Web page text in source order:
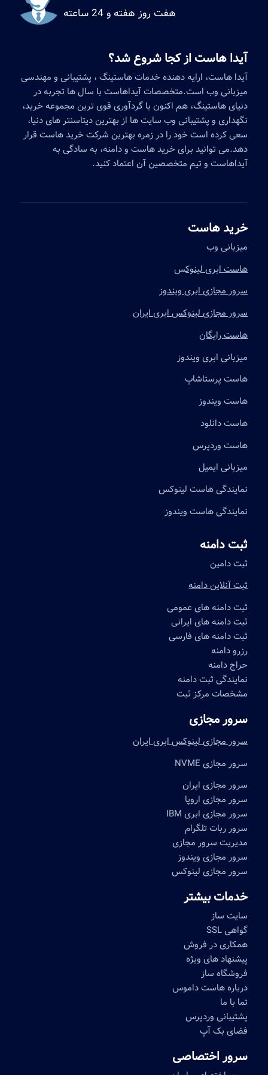
هفت روز هفته و 24 ساعته
آیدا هاست از کجا شروع شد؟
آیدا هاست، ارایه دهنده خدمات هاستینگ ، پشتیبانی و مهندسی
میزبانی وب است.متخصصات آیداهاست با سال ها تجربه در
دنیای هاستینگ، هم اکنون با گردآوری قوی ترین مجموعه خرید،
نگهداری و پشتیبانی وب سایت ها از بهترین دیتاسنتر های دنیا،
سعی کرده است خود را در زمره بهترین شرکت خرید هاست قرار
دهد.می توانید برای خرید هاست و دامنه، به سادگی به
آیداهاست و تیم متخصصین آن اعتماد کنید.
خرید هاست
میزبانی وب
هاست ابری لینوکس
سرور مجازی ابری ویندوز
سرور مجازی لینوکس ابری ایران
هاست رایگان
میزبانی ابری ویندوز
هاست پرستاشاپ
هاست ویندوز
هاست دانلود
هاست وردپرس
میزبانی ایمیل
نمایندگی هاست لینوکس
نمایندگی هاست ویندوز
ثبت دامنه
ثبت دامین
ثبت آنلاین دامنه
ثبت دامنه های عمومی
ثبت دامنه های ایرانی
ثبت دامنه های فارسی
رزرو دامنه
حراج دامنه
نمایندگی ثبت دامنه
مشخصات مرکز ثبت
سرور مجازی
سرور مجازی لینوکس ابری ایران
سرور مجازی NVME
سرور مجازی ایران
سرور مجازی اروپا
سرور مجازی ابری IBM
سرور ربات تلگرام
مدیریت سرور مجازی
سرور مجازی ویندوز
سرور مجازی لینوکس
خدمات بیشتر
سایت ساز
گواهی SSL
همکاری در فروش
پیشنهاد های ویژه
فروشگاه ساز
درباره هاست داموس
تما با ما
پشتیبانی وردپرس
فضای بک آپ
سرور اختصاصی